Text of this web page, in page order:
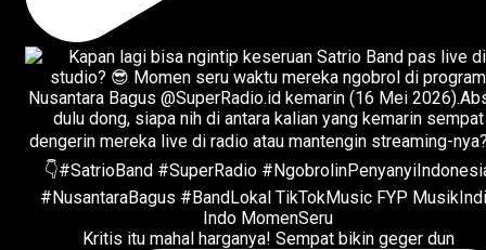
Kritis itu mahal harganya! Sempat bikin geger dun